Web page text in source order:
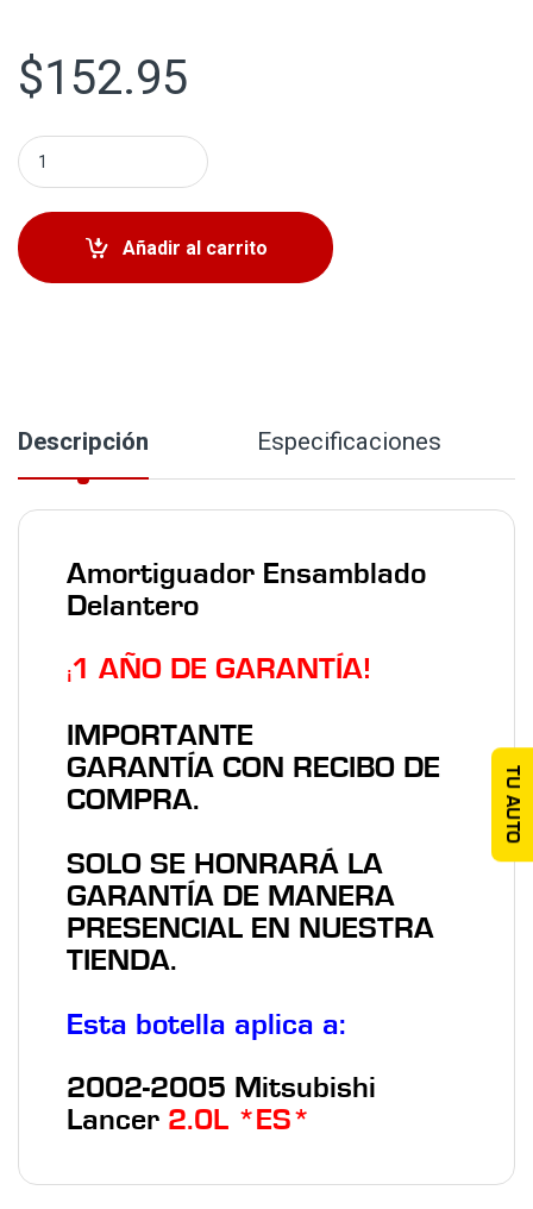
$152.95
Amortiguador Ensamblado Mitsubishi Lancer 2002-2005
Añadir al carrito
Descripción Especificaciones
Amortiguador Ensamblado
Delantero
¡1 AÑO DE GARANTÍA!
IMPORTANTE
GARANTÍA CON RECIBO DE
COMPRA.
SOLO SE HONRARÁ LA
GARANTÍA DE MANERA
PRESENCIAL EN NUESTRA
TIENDA.
Esta botella aplica a:
2002-2005 Mitsubishi
Lancer 2.0L *ES*
TU AUTO